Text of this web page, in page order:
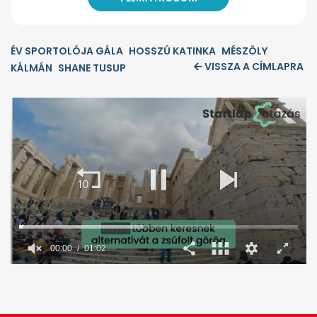
ÉV SPORTOLÓJA GÁLA HOSSZÚ KATINKA MÉSZÖLY
KÁLMÁN SHANE TUSUP VISSZA A CÍMLAPRA
minute,